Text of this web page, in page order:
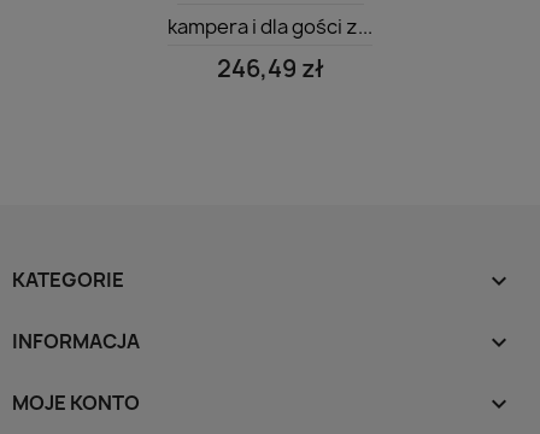
kampera i dla gości z...
246,49 zł
KATEGORIE 
INFORMACJA 
MOJE KONTO 